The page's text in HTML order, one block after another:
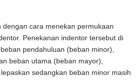
dengan cara menekan permukaan
Penekanan indentor tersebut di
pendahuluan (beban minor),
beban utama (beban mayor),
sedangkan beban minor masih